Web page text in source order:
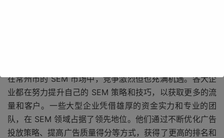
在常州市的 SEM 市场中，竞争激烈但也充满机遇。各大企
业都在努力提升自己的 SEM 策略和技巧，以获取更多的流
量和客户。一些大型企业凭借雄厚的资金实力和专业的团
队，在 SEM 领域占据了领先地位。他们通过不断优化广告
投放策略、提高广告质量得分等方式，获得了更高的排名和